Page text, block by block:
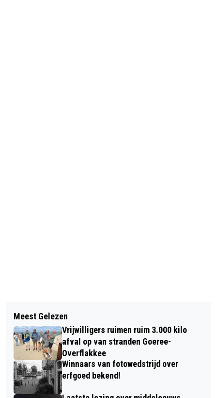
GOEDEMORGEN, HET IS VANDAAG
WOENSDAG 20 AUGUSTUS
ALLERGENENWAARSCHUWINGEN
VANUIT JUMBO EN ALDI
Meest Gelezen
Vrijwilligers ruimen ruim 3.000 kilo
afval op van stranden Goeree-
Overflakkee
Winnaars van fotowedstrijd over
erfgoed bekend!